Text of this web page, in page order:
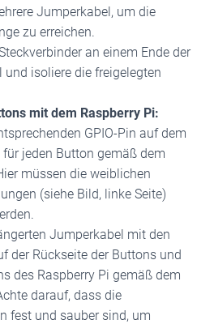
Jumperkabel, um die
zu erreichen.
an einem Ende der
und isoliere die freigelegten
mit dem Raspberry Pi:
GPIO-Pin auf dem
für jeden Button gemäß dem
müssen die weiblichen
(siehe Bild, linke Seite)
Jumperkabel mit den
der Rückseite der Buttons und
des Raspberry Pi gemäß dem
darauf, dass die
fest und sauber sind, um